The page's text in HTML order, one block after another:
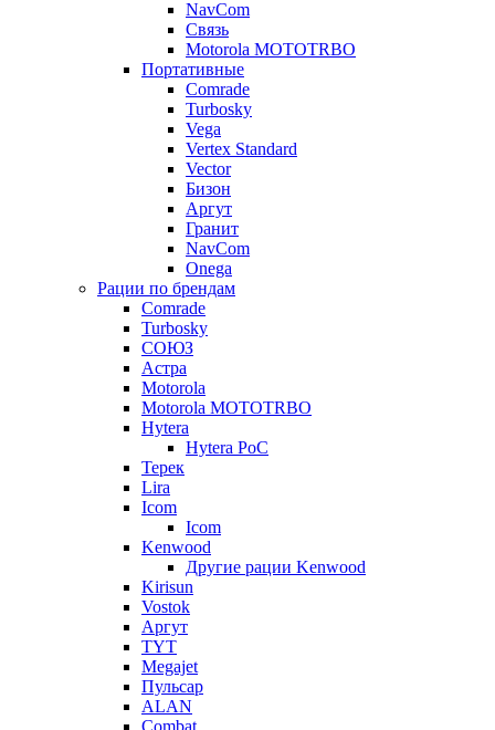
NavCom
Связь
Motorola MOTOTRBO
Портативные
Comrade
Turbosky
Vega
Vertex Standard
Vector
Бизон
Аргут
Гранит
NavCom
Onega
Рации по брендам
Comrade
Turbosky
СОЮЗ
Астра
Motorola
Motorola MOTOTRBO
Hytera
Hytera PoC
Терек
Lira
Icom
Icom
Kenwood
Другие рации Kenwood
Kirisun
Vostok
Аргут
TYT
Megajet
Пульсар
ALAN
Combat